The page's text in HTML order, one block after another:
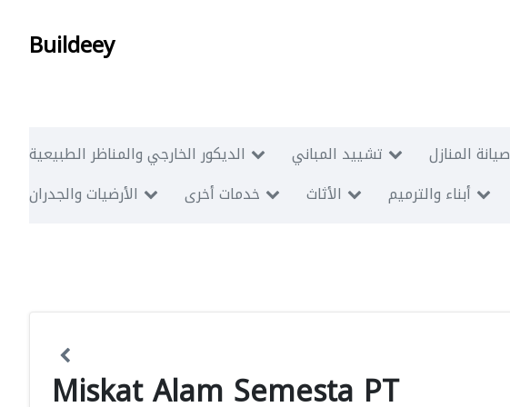
Buildeey
الديكور الخارجي والمناظر الطبيعية تشييد المباني صيانة المنازل
الأرضيات والجدران
خدمات أخرى الأثاث أبناء والترميم
Miskat Alam Semesta PT